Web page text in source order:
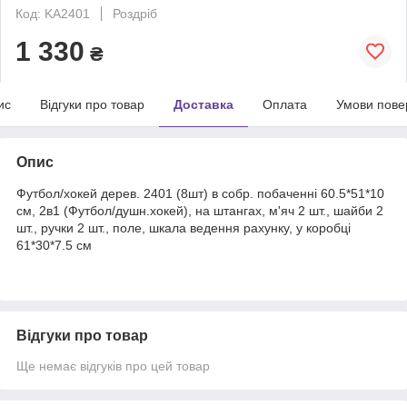
Код: KA2401
Роздріб
1 330 ₴
Відгуки про товар Доставка Оплата Умови
Опис
Футбол/хокей дерев. 2401 (8шт) в собр. побаченні 60.5*51*10
см, 2в1 (Футбол/душн.хокей), на штангах, м'яч 2 шт., шайби 2
шт., ручки 2 шт., поле, шкала ведення рахунку, у коробці
61*30*7.5 см
Відгуки про товар
Ще немає відгуків про цей товар